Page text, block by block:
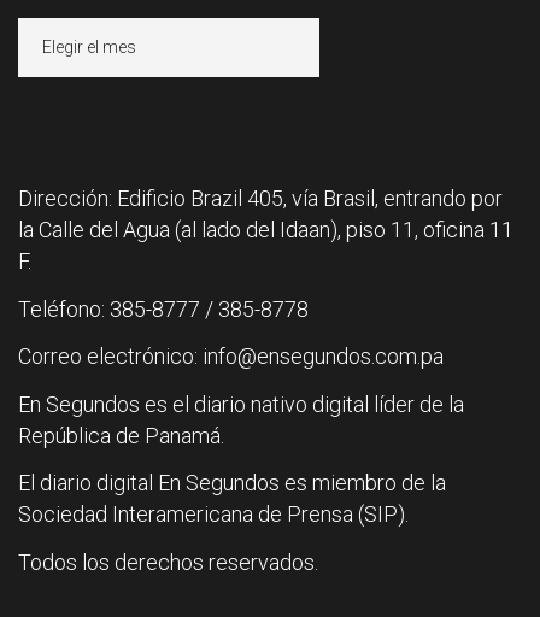
Dirección: Edificio Brazil 405, vía Brasil, entrando por
la Calle del Agua (al lado del Idaan), piso 11, oficina 11
F.
Teléfono: 385-8777 / 385-8778
Correo electrónico: info@ensegundos.com.pa
En Segundos es el diario nativo digital líder de la
República de Panamá.
El diario digital En Segundos es miembro de la
Sociedad Interamericana de Prensa (SIP).
Todos los derechos reservados.